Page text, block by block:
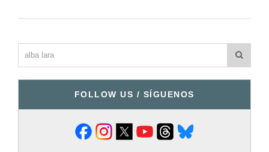
FOLLOW US / SÍGUENOS